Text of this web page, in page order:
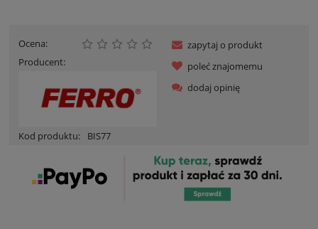
Ocena:
Producent:
Kod produktu: BIS77
zapytaj o produkt
poleć znajomemu
dodaj opinię